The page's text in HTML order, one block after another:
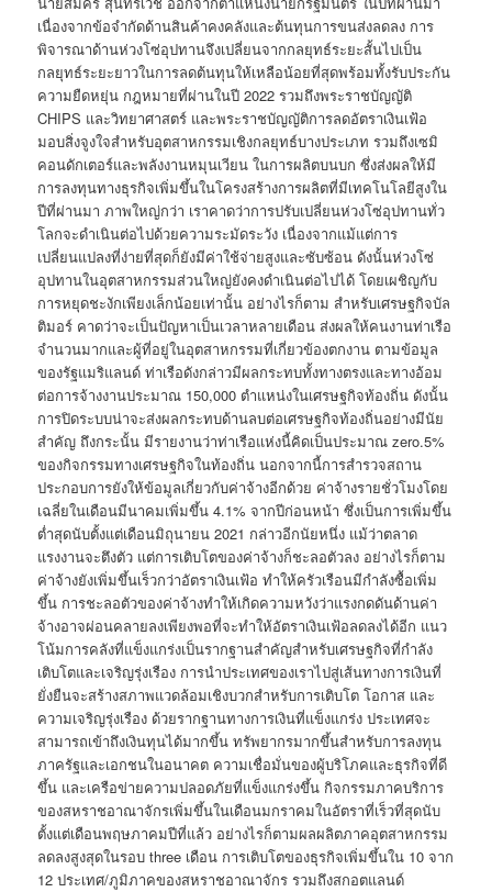
เนื่องจากข้อจำกัดด้านสินค้าคงคลังและต้นทุนการขนส่งลดลง การ
พิจารณาด้านห่วงโซ่อุปทานจึงเปลี่ยนจากกลยุทธ์ระยะสั้นไปเป็น
กลยุทธ์ระยะยาวในการลดต้นทุนให้เหลือน้อยที่สุดพร้อมทั้งรับประกัน
ความยืดหยุ่น กฎหมายที่ผ่านในปี 2022 รวมถึงพระราชบัญญัติ
CHIPS และวิทยาศาสตร์ และพระราชบัญญัติการลดอัตราเงินเฟ้อ
มอบสิ่งจูงใจสำหรับอุตสาหกรรมเชิงกลยุทธ์บางประเภท รวมถึงเซมิ
คอนดักเตอร์และพลังงานหมุนเวียน ในการผลิตบนบก ซึ่งส่งผลให้มี
การลงทุนทางธุรกิจเพิ่มขึ้นในโครงสร้างการผลิตที่มีเทคโนโลยีสูงใน
ปีที่ผ่านมา ภาพใหญ่กว่า เราคาดว่าการปรับเปลี่ยนห่วงโซ่อุปทานทั่ว
โลกจะดำเนินต่อไปด้วยความระมัดระวัง เนื่องจากแม้แต่การ
เปลี่ยนแปลงที่ง่ายที่สุดก็ยังมีค่าใช้จ่ายสูงและซับซ้อน ดังนั้นห่วงโซ่
อุปทานในอุตสาหกรรมส่วนใหญ่ยังคงดำเนินต่อไปได้ โดยเผชิญกับ
การหยุดชะงักเพียงเล็กน้อยเท่านั้น อย่างไรก็ตาม สำหรับเศรษฐกิจบัล
ติมอร์ คาดว่าจะเป็นปัญหาเป็นเวลาหลายเดือน ส่งผลให้คนงานท่าเรือ
จำนวนมากและผู้ที่อยู่ในอุตสาหกรรมที่เกี่ยวข้องตกงาน ตามข้อมูล
ของรัฐแมริแลนด์ ท่าเรือดังกล่าวมีผลกระทบทั้งทางตรงและทางอ้อม
ต่อการจ้างงานประมาณ 150,000 ตำแหน่งในเศรษฐกิจท้องถิ่น ดังนั้น
การปิดระบบน่าจะส่งผลกระทบด้านลบต่อเศรษฐกิจท้องถิ่นอย่างมีนัย
สำคัญ ถึงกระนั้น มีรายงานว่าท่าเรือแห่งนี้คิดเป็นประมาณ zero.5%
ของกิจกรรมทางเศรษฐกิจในท้องถิ่น นอกจากนี้การสำรวจสถาน
ประกอบการยังให้ข้อมูลเกี่ยวกับค่าจ้างอีกด้วย ค่าจ้างรายชั่วโมงโดย
เฉลี่ยในเดือนมีนาคมเพิ่มขึ้น 4.1% จากปีก่อนหน้า ซึ่งเป็นการเพิ่มขึ้น
ต่ำสุดนับตั้งแต่เดือนมิถุนายน 2021 กล่าวอีกนัยหนึ่ง แม้ว่าตลาด
แรงงานจะตึงตัว แต่การเติบโตของค่าจ้างก็ชะลอตัวลง อย่างไรก็ตาม
ค่าจ้างยังเพิ่มขึ้นเร็วกว่าอัตราเงินเฟ้อ ทำให้ครัวเรือนมีกำลังซื้อเพิ่ม
ขึ้น การชะลอตัวของค่าจ้างทำให้เกิดความหวังว่าแรงกดดันด้านค่า
จ้างอาจผ่อนคลายลงเพียงพอที่จะทำให้อัตราเงินเฟ้อลดลงได้อีก แนว
โน้มการคลังที่แข็งแกร่งเป็นรากฐานสำคัญสำหรับเศรษฐกิจที่กำลัง
เติบโตและเจริญรุ่งเรือง การนำประเทศของเราไปสู่เส้นทางการเงินที่
ยั่งยืนจะสร้างสภาพแวดล้อมเชิงบวกสำหรับการเติบโต โอกาส และ
ความเจริญรุ่งเรือง ด้วยรากฐานทางการเงินที่แข็งแกร่ง ประเทศจะ
สามารถเข้าถึงเงินทุนได้มากขึ้น ทรัพยากรมากขึ้นสำหรับการลงทุน
ภาครัฐและเอกชนในอนาคต ความเชื่อมั่นของผู้บริโภคและธุรกิจที่ดี
ขึ้น และเครือข่ายความปลอดภัยที่แข็งแกร่งขึ้น กิจกรรมภาคบริการ
ของสหราชอาณาจักรเพิ่มขึ้นในเดือนมกราคมในอัตราที่เร็วที่สุดนับ
ตั้งแต่เดือนพฤษภาคมปีที่แล้ว อย่างไรก็ตามผลผลิตภาคอุตสาหกรรม
ลดลงสูงสุดในรอบ three เดือน การเติบโตของธุรกิจเพิ่มขึ้นใน 10 จาก
12 ประเทศ/ภูมิภาคของสหราชอาณาจักร รวมถึงสกอตแลนด์